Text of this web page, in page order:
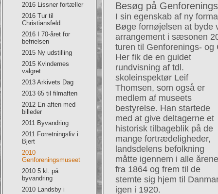
2016 Lissner fortæller
2016 Tur til
Christiansfeld
2016 I 70-året for
befrielsen
2015 Ny udstilling
2015 Kvindernes
valgret
2013 Arkivets Dag
2013 65 til filmaften
2012 En aften med
billeder
2011 Byvandring
2011 Forretningsliv i
Bjert
2010
Genforeningsmuseet
2010 5 kl. på
byvandring
2010 Landsby i
Besøg på
I sin egenskab af ny
Bøge fornøjelsen at byde
arrangement i sæsonen
turen til Genforenings-
Her fik de en guidet
rundvisning af tdl.
skoleinspektør Leif
Thomsen, som også er
medlem af museets
bestyrelse. Han startede
med at give deltagerne et
historisk tilbageblik på de
mange fortrædeligheder,
landsdelens befolkning
måtte igennem i alle
fra 1864 og frem til de
stemte sig hjem til
igen i 1920.